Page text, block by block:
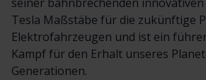
Tesla Maßstäbe für die zukünftige
Elektrofahrzeugen und ist ein
Kampf für den Erhalt unseres
Generationen.